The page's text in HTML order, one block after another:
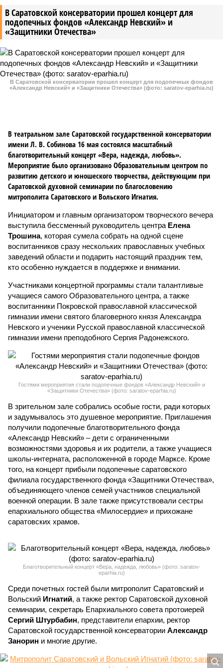
В Саратовской консерватории прошел концерт для
подопечных фондов «Александр Невский» и
«Защитники Отечества»
В Саратовской консерватории прошел концерт для подопечных фондов
«Александр Невский» и «Защитники Отечества» (фото: saratov-eparhia.ru)
В театральном зале Саратовской государственной консерватории
имени Л. В. Собинова 16 мая состоялся масштабный
благотворительный концерт «Вера, надежда, любовь».
Мероприятие было организовано Образовательным центром по
развитию детского и юношеского творчества, действующим при
Саратовской духовной семинарии по благословению
митрополита Саратовского и Вольского Игнатия.
Инициатором и главным организатором творческого вечера
выступила бессменный руководитель центра Елена
Трошина, которая сумела собрать на одной сцене
воспитанников сразу нескольких православных учебных
заведений области и подарить настоящий праздник тем,
кто особенно нуждается в поддержке и внимании.
Участниками концертной программы стали талантливые
учащиеся самого Образовательного центра, а также
воспитанники Покровской православной классической
гимназии имени святого благоверного князя Александра
Невского и ученики Русской православной классической
гимназии имени преподобного Сергия Радонежского.
Гостями мероприятия стали подопечные фондов «Александр Невский» и
«Защитники Отечества» (фото: saratov-eparhia.ru)
В зрительном зале собрались особые гости, ради которых
и задумывалось это душевное мероприятие. Приглашения
получили подопечные благотворительного фонда
«Александр Невский» – дети с ограниченными
возможностями здоровья и их родители, а также учащиеся
школы-интерната, расположенной в городе Марксе. Кроме
того, на концерт прибыли подопечные саратовского
филиала государственного фонда «Защитники Отечества»,
объединяющего членов семей участников специальной
военной операции. В зале также присутствовали сестры
епархиального общества «Милосердие» и прихожане
саратовских храмов.
Благотворительный концерт «Вера, надежда, любовь» (фото: saratov-
eparhia.ru)
Среди почетных гостей были митрополит Саратовский и
Вольский Игнатий, а также ректор Саратовской духовной
семинарии, секретарь Епархиального совета протоиерей
Сергий Штурбабин, представители епархии, ректор
Саратовской государственной консерватории Александр
Занорин и многие другие.